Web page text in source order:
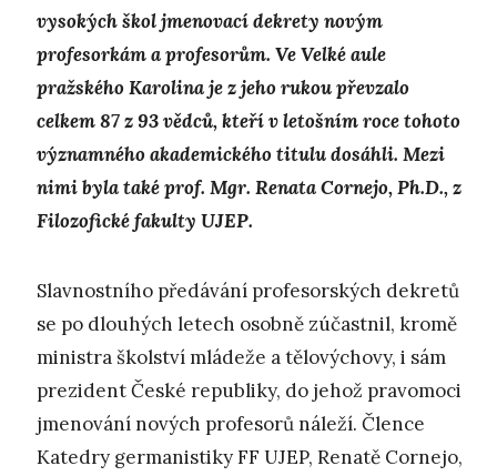
vysokých škol jmenovací dekrety novým
profesorkám a profesorům. Ve Velké aule
pražského Karolina je z jeho rukou převzalo
celkem 87 z 93 vědců, kteří v letošním roce tohoto
významného akademického titulu dosáhli. Mezi
nimi byla také prof. Mgr. Renata Cornejo, Ph.D., z
Filozofické fakulty UJEP.
Slavnostního předávání profesorských dekretů
se po dlouhých letech osobně zúčastnil, kromě
ministra školství mládeže a tělovýchovy, i sám
prezident České republiky, do jehož pravomoci
jmenování nových profesorů náleží. Člence
Katedry germanistiky FF UJEP, Renatě Cornejo,